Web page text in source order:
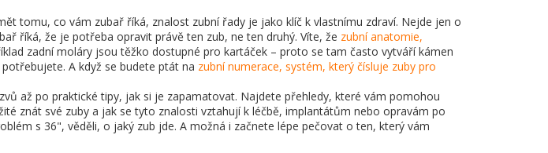
tomu, co vám zubař říká, znalost zubní řady je jako klíč k vlastnímu zdraví. Nejde jen o
říká, že je potřeba opravit právě ten zub, ne ten druhý. Víte, že zubní anatomie,
zadní moláry jsou těžko dostupné pro kartáček – proto se tam často vytváří kámen
A když se budete ptát na zubní numerace, systém, který čísluje zuby pro
až po praktické tipy, jak si je zapamatovat. Najdete přehledy, které vám pomohou
znát své zuby a jak se tyto znalosti vztahují k léčbě, implantátům nebo opravám po
s 36", věděli, o jaký zub jde. A možná i začnete lépe pečovat o ten, který vám